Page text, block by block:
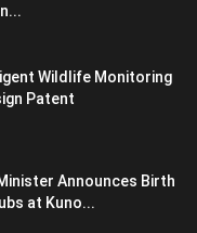
Wildlife Monitoring
Patent
Announces Birth
at Kuno...